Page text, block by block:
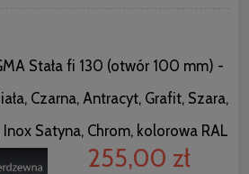
Stała fi 130 (otwór 100 mm) -
Czarna, Antracyt, Grafit, Szara,
Inox Satyna, Chrom, kolorowa RAL
255,00 zł